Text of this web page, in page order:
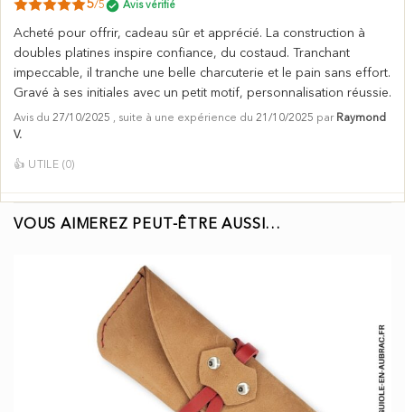
5/5 Avis vérifié
Acheté pour offrir, cadeau sûr et apprécié. La construction à
doubles platines inspire confiance, du costaud. Tranchant
impeccable, il tranche une belle charcuterie et le pain sans effort.
Gravé à ses initiales avec un petit motif, personnalisation réussie.
Avis du 27/10/2025 , suite à une expérience du 21/10/2025 par Raymond
V.
👍 UTILE (0)
VOUS AIMEREZ PEUT-ÊTRE AUSSI…